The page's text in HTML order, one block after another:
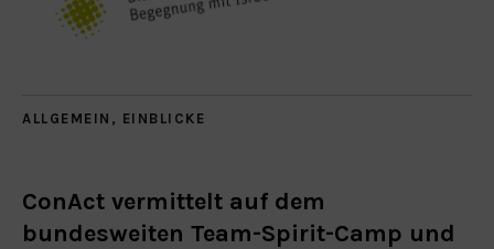
ALLGEMEIN , EINBLICKE
ConAct vermittelt auf dem
bundesweiten Team-Spirit-Camp und